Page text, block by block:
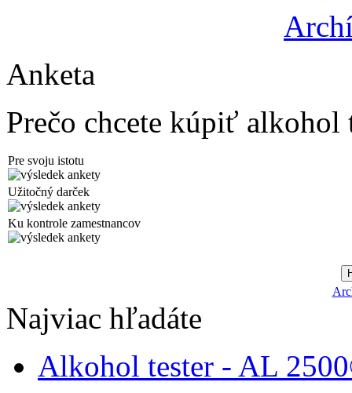
Anketa
Prečo chcete kúpiť alkohol
Pre svoju istotu
Užitočný darček
Ku kontrole zamestnancov
Najviac hľadáte
Alkohol tester - AL